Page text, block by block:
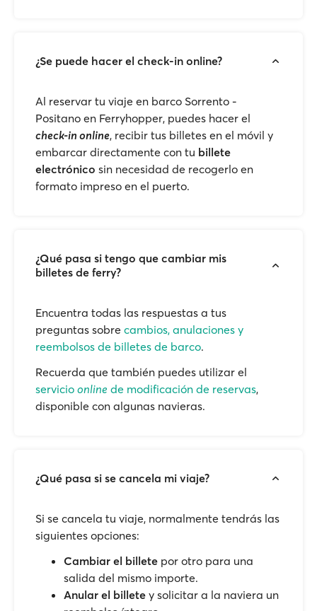
¿Se puede hacer el check-in online?
Al reservar tu viaje en barco Sorrento -
Positano en Ferryhopper, puedes hacer el
check-in online, recibir tus billetes en el móvil y
embarcar directamente con tu billete
electrónico sin necesidad de recogerlo en
formato impreso en el puerto.
¿Qué pasa si tengo que cambiar mis
billetes de ferry?
Encuentra todas las respuestas a tus
preguntas sobre cambios, anulaciones y
reembolsos de billetes de barco.
Recuerda que también puedes utilizar el
servicio online de modificación de reservas,
disponible con algunas navieras.
¿Qué pasa si se cancela mi viaje?
Si se cancela tu viaje, normalmente tendrás las
siguientes opciones:
Cambiar el billete por otro para una
salida del mismo importe.
Anular el billete y solicitar a la naviera un